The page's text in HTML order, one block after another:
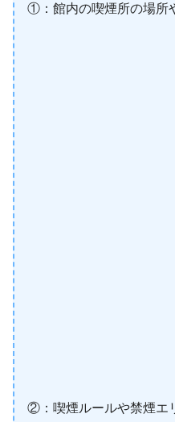
①：館内の喫煙所の場所
②：喫煙ルールや禁煙エ